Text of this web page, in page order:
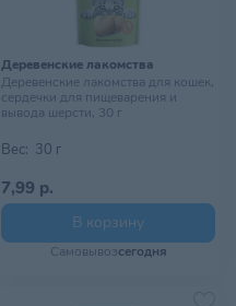
Деревенские лакомства
Деревенские лакомства для кошек,
сердечки для пищеварения и
вывода шерсти, 30 г
Вес: 30 г
7,99 р.
В корзину
Самовывозсегодня